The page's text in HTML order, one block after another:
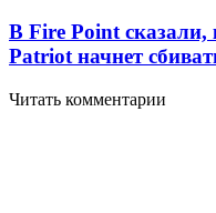
В Fire Point сказали,
Patriot начнет
Читать комментарии